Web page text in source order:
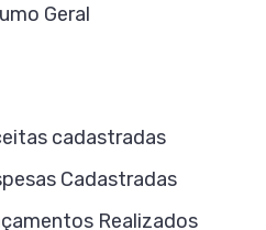
Geral
cadastradas
Cadastradas
Realizados